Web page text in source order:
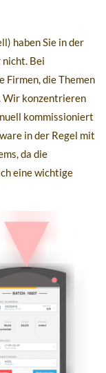
haben Sie in der
Bei
Firmen, die Themen
Wir konzentrieren
kommissioniert
in der Regel mit
da die
eine wichtige